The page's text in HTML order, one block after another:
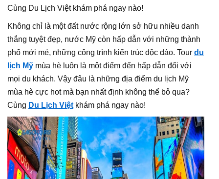
Cùng Du Lịch Việt khám phá ngay nào!
Không chỉ là một đất nước rộng lớn sở hữu nhiều danh
thắng tuyệt đẹp, nước Mỹ còn hấp dẫn với những thành
phố mới mẻ, những công trình kiến trúc độc đáo. Tour du
lịch Mỹ mùa hè luôn là một điểm đến hấp dẫn đối với
mọi du khách. Vậy đâu là những địa điểm du lịch Mỹ
mùa hè cực hot mà bạn nhất định không thể bỏ qua?
Cùng Du Lịch Việt khám phá ngay nào!